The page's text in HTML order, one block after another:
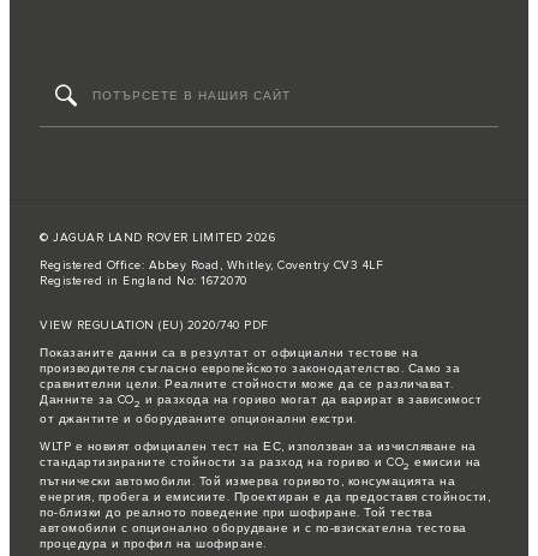
© JAGUAR LAND ROVER LIMITED 2026
Registered Office: Abbey Road, Whitley, Coventry CV3 4LF
Registered in England No: 1672070
VIEW REGULATION (EU) 2020/740 PDF
Показаните данни са в резултат от официални тестове на
производителя съгласно европейското законодателство. Само за
сравнителни цели. Реалните стойности може да се различават.
Данните за CO2 и разхода на гориво могат да варират в зависимост
от джантите и оборудваните опционални екстри.
WLTP е новият официален тест на ЕС, използван за изчисляване на
стандартизираните стойности за разход на гориво и CO2 емисии на
пътнически автомобили. Той измерва горивото, консумацията на
енергия, пробега и емисиите. Проектиран е да предоставя стойности,
по-близки до реалното поведение при шофиране. Той тества
автомобили с опционално оборудване и с по-взискателна тестова
процедура и профил на шофиране.